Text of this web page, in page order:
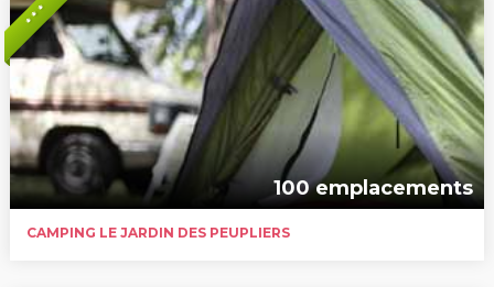
* * *
100 emplacements
CAMPING LE JARDIN DES PEUPLIERS